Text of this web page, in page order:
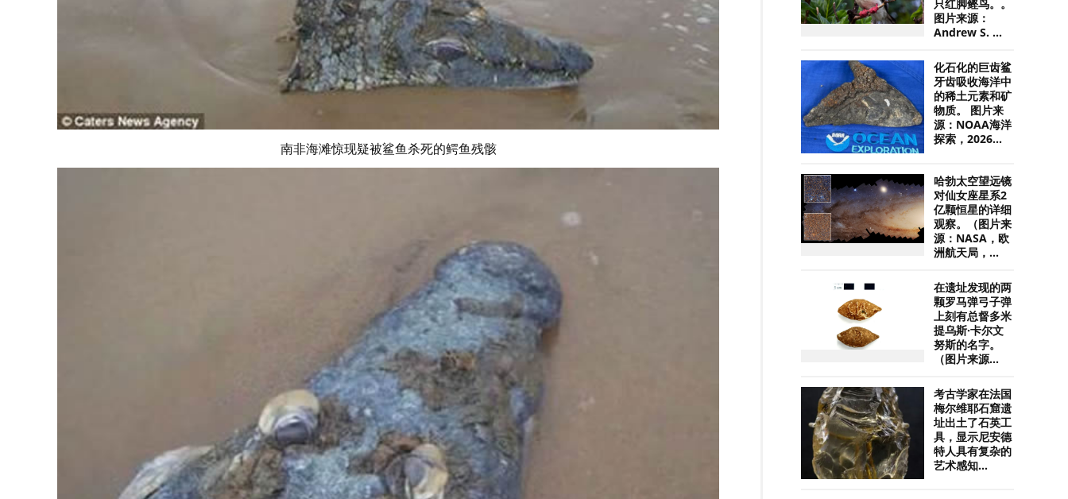
南非海滩惊现疑被鲨鱼杀死的鳄鱼残骸
只红脚鲣鸟。。
图片来源：
Andrew S. ...
化石化的巨齿鲨
牙齿吸收海洋中
的稀土元素和矿
物质。 图片来
源：NOAA海洋
探索，2026...
哈勃太空望远镜
对仙女座星系2
亿颗恒星的详细
观察。（图片来
源：NASA，欧
洲航天局，...
在遗址发现的两
颗罗马弹弓子弹
上刻有总督多米
提乌斯·卡尔文
努斯的名字。
（图片来源...
考古学家在法国
梅尔维耶石窟遗
址出土了石英工
具，显示尼安德
特人具有复杂的
艺术感知...